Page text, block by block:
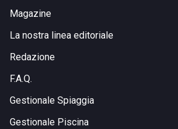
Magazine
La nostra linea editoriale
Redazione
F.A.Q.
Gestionale Spiaggia
Gestionale Piscina